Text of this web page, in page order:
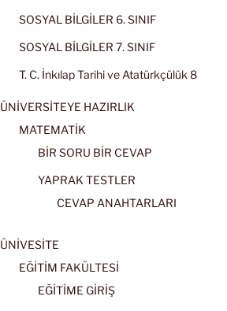
SOSYAL BİLGİLER 6. SINIF
SOSYAL BİLGİLER 7. SINIF
T. C. İnkılap Tarihi ve Atatürkçülük 8
ÜNİVERSİTEYE HAZIRLIK
MATEMATİK
BİR SORU BİR CEVAP
YAPRAK TESTLER
CEVAP ANAHTARLARI
ÜNİVESİTE
EĞİTİM FAKÜLTESİ
EĞİTİME GİRİŞ